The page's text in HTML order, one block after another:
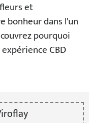
et
bonheur dans l'un
pourquoi
CBD